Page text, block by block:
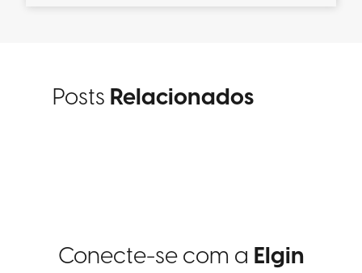
Posts Relacionados
Conecte-se com a Elgin